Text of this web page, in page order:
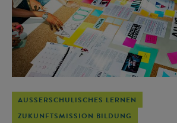
AUSSERSCHULISCHES LERNEN
ZUKUNFTSMISSION BILDUNG